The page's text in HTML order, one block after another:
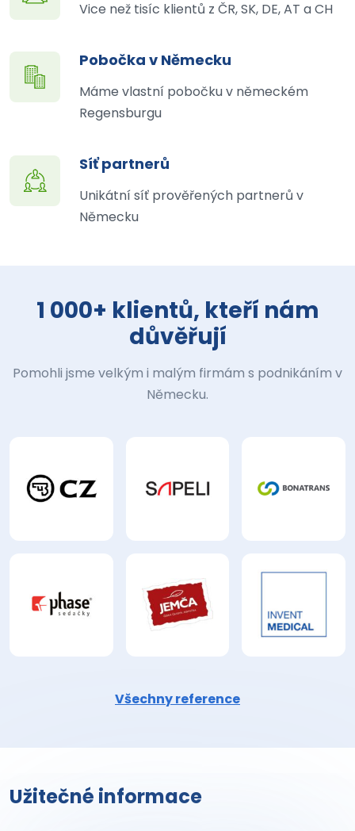
Vice než tisíc klientů z ČR, SK, DE, AT a CH
Pobočka v Německu
Máme vlastní pobočku v německém
Regensburgu
Síť partnerů
Unikátní síť prověřených partnerů v
Německu
1 000+ klientů, kteří nám
důvěřují
Pomohli jsme velkým i malým firmám s podnikáním v
Německu.
Všechny reference
Užitečné informace